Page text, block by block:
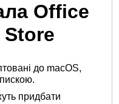
Office
Store
до macOS,
придбати